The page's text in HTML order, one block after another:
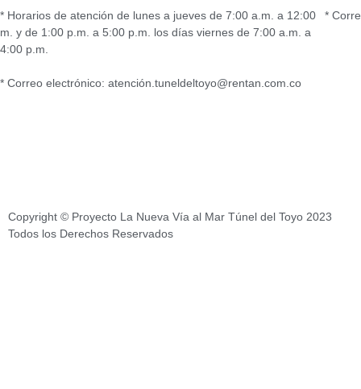
* Horarios de atención de lunes a jueves de 7:00 a.m. a 12:00
m. y de 1:00 p.m. a 5:00 p.m. los días viernes de 7:00 a.m. a
4:00 p.m.
* Correo electrónico: atención.tuneldeltoyo@rentan.com.co
*
Copyright © Proyecto La Nueva Vía al Mar Túnel del Toyo 2023
Todos los Derechos Reservados